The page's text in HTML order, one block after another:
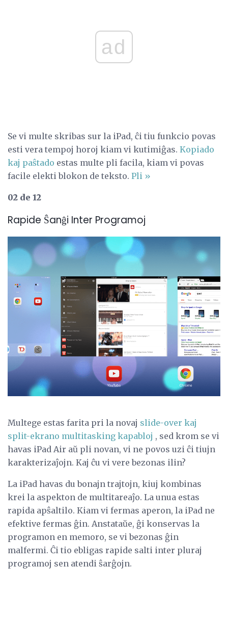
ad
Se vi multe skribas sur la iPad, ĉi tiu funkcio povas
esti vera tempoj horoj kiam vi kutimiĝas. Kopiado
kaj paŝtado estas multe pli facila, kiam vi povas
facile elekti blokon de teksto. Pli »
02 de 12
Rapide Ŝanĝi Inter Programoj
Multege estas farita pri la novaj slide-over kaj
split-ekrano multitasking kapabloj , sed krom se vi
havas iPad Air aŭ pli novan, vi ne povos uzi ĉi tiujn
karakterizaĵojn. Kaj ĉu vi vere bezonas ilin?
La iPad havas du bonajn trajtojn, kiuj kombinas
krei la aspekton de multitareaĵo. La unua estas
rapida apŝaltilo. Kiam vi fermas aperon, la iPad ne
efektive fermas ĝin. Anstataŭe, ĝi konservas la
programon en memoro, se vi bezonas ĝin
malfermi. Ĉi tio ebligas rapide salti inter pluraj
programoj sen atendi ŝarĝojn.